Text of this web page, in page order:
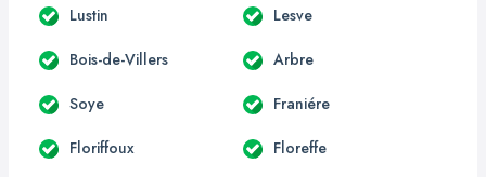
Lustin Lesve
Bois-de-Villers Arbre
Soye Franiére
Floriffoux Floreffe